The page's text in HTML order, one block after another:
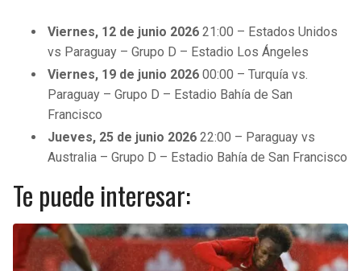
Viernes, 12 de junio 2026 21:00 – Estados Unidos
vs Paraguay – Grupo D – Estadio Los Ángeles
Viernes, 19 de junio 202600:00 – Turquía vs.
Paraguay – Grupo D – Estadio Bahía de San
Francisco
Jueves, 25 de junio 2026 22:00 – Paraguay vs
Australia – Grupo D – Estadio Bahía de San Francisco
Te puede interesar: